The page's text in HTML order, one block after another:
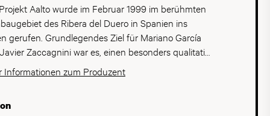
Aalto wurde im Februar 1999 im berühmten
des Ribera del Duero in Spanien ins
gerufen. Grundlegendes Ziel für Mariano García
Zaccagnini war es, einen besonders qualitativ
Wein zu produzieren, der ein ehrliches Bild
der Umgebung widerspiegelt und diese am
Ausgewogenheit und Komplexität zu
Informationen zum Produzent